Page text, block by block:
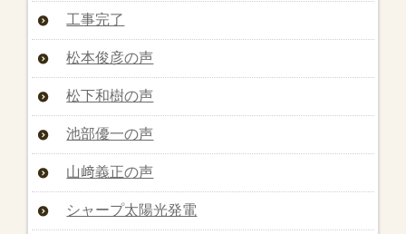
工事完了
松本俊彦の声
松下和樹の声
池部優一の声
山﨑義正の声
シャープ太陽光発電